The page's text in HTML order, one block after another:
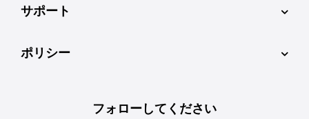
サポート
ポリシー
フォローしてください